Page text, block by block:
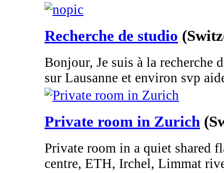
Recherche de studio
Bonjour, Je suis à la recherche
sur Lausanne et environ svp
Private room in Zurich
Private room in a quiet shared
centre, ETH, Irchel, Limmat